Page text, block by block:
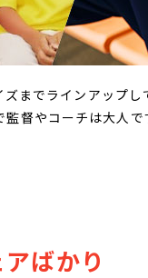
までラインアップ
督やコーチは大人
ばかり